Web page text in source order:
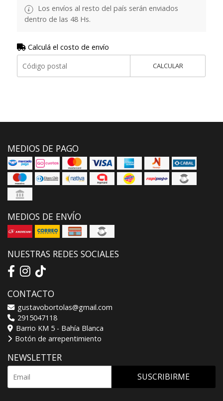
Los envíos al resto del país serán enviados
dentro de las 48 Hs.
Calculá el costo de envío
CALCULAR
MEDIOS DE PAGO
MEDIOS DE ENVÍO
NUESTRAS REDES SOCIALES
CONTACTO
gustavobortolas@gmail.com
2915047118
Barrio KM 5 - Bahía Blanca
Botón de arrepentimiento
NEWSLETTER
SUSCRIBIRME